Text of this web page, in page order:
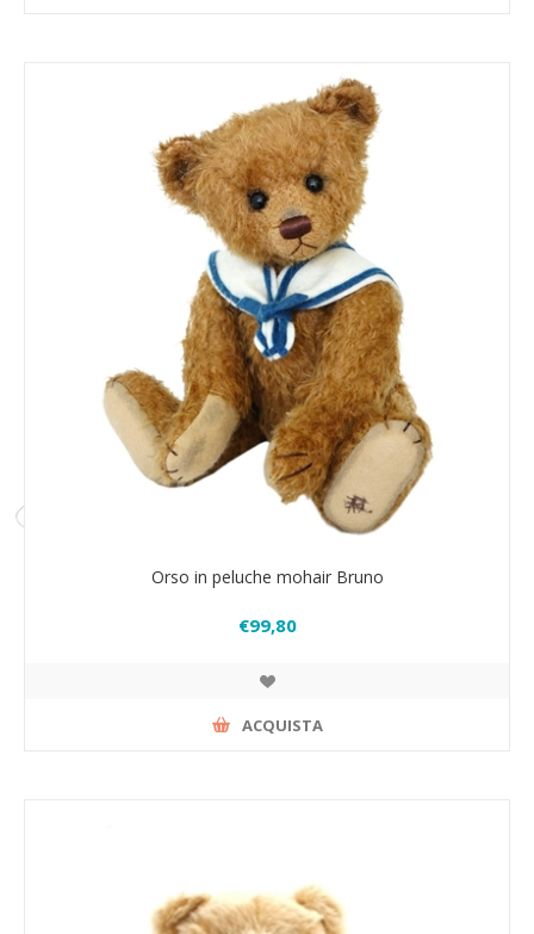
Orso in peluche mohair Bruno
€99,80
ACQUISTA